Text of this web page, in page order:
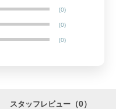
(0)
(0)
(0)
スタッフレビュー （0）